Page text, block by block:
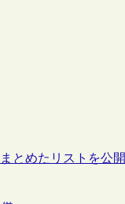
とめたリストを公開